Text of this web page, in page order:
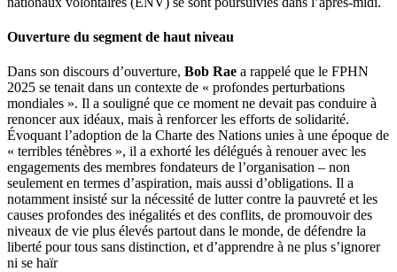
Ouverture du segment de haut niveau
Dans son discours d’ouverture, Bob Rae a rappelé que le FPHN
2025 se tenait dans un contexte de « profondes perturbations
mondiales ». Il a souligné que ce moment ne devait pas conduire à
renoncer aux idéaux, mais à renforcer les efforts de solidarité.
Évoquant l’adoption de la Charte des Nations unies à une époque de
« terribles ténèbres », il a exhorté les délégués à renouer avec les
engagements des membres fondateurs de l’organisation – non
seulement en termes d’aspiration, mais aussi d’obligations. Il a
notamment insisté sur la nécessité de lutter contre la pauvreté et les
causes profondes des inégalités et des conflits, de promouvoir des
niveaux de vie plus élevés partout dans le monde, de défendre la
liberté pour tous sans distinction, et d’apprendre à ne plus s’ignorer
ni se haïr